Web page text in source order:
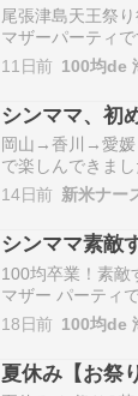
尾張津島天王祭
マザーパーティ
津島天王祭に初
棚で有名な、津
は、日本三大川
長も観に行った
文化遺産に…
11日前 100均de
シンママ、初
岡山→香川→愛媛
で楽しんできま
（おぬり）がい
ある事故なく帰
た観光地は、人
区です。前は子
てたけど、今…
14日前 新米ナー
シンママ素敵
​100均卒業！素敵
マザー パーティ
盆は、娘の予定
墓参り。めちゃ
したらオシャレ
ら、大量に訳ア
18日前 100均de
夏休み【お祭